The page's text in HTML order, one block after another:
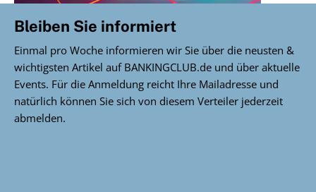
Bleiben Sie informiert
Einmal pro Woche informieren wir Sie über die neusten &
wichtigsten Artikel auf BANKINGCLUB.de und über aktuelle
Events. Für die Anmeldung reicht Ihre Mailadresse und
natürlich können Sie sich von diesem Verteiler jederzeit
abmelden.